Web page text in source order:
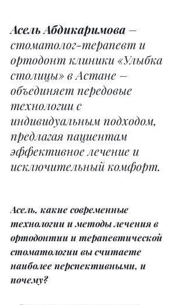
Асель Абдикаримова –
стоматолог-терапевт и
ортодонт клиники «Улыбка
столицы» в Астане –
объединяет передовые
технологии с
индивидуальным подходом,
предлагая пациентам
эффективное лечение и
исключительный комфорт.
Асель, какие современные
технологии и методы лечения в
ортодонтии и терапевтической
стоматологии вы считаете
наиболее перспективными, и
почему?